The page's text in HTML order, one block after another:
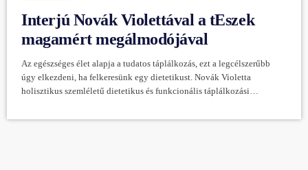
Interjú Novák Violettával a tEszek
magamért megálmodójával
Az egészséges élet alapja a tudatos táplálkozás, ezt a legcélszerűbb
úgy elkezdeni, ha felkeresünk egy dietetikust. Novák Violetta
holisztikus szemléletű dietetikus és funkcionális táplálkozási
holisztikus szemléletet. Minden, ami az ember életében jelen van,